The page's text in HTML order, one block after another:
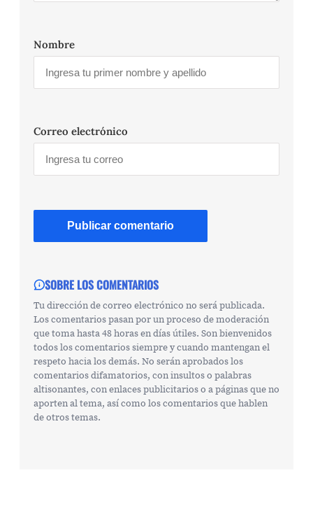
Nombre
Correo electrónico
SOBRE LOS COMENTARIOS
Tu dirección de correo electrónico no será publicada.
Los comentarios pasan por un proceso de moderación
que toma hasta 48 horas en días útiles. Son bienvenidos
todos los comentarios siempre y cuando mantengan el
respeto hacia los demás. No serán aprobados los
comentarios difamatorios, con insultos o palabras
altisonantes, con enlaces publicitarios o a páginas que no
aporten al tema, así como los comentarios que hablen
de otros temas.